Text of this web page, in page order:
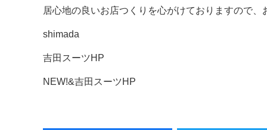
居心地の良いお店つくりを心がけておりますので
shimada
吉田スーツHP
NEW!&吉田スーツHP